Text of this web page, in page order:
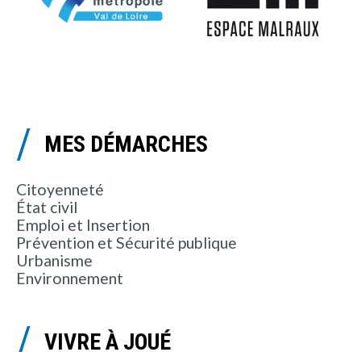
MES DÉMARCHES
Citoyenneté
État civil
Emploi et Insertion
Prévention et Sécurité publique
Urbanisme
Environnement
VIVRE À JOUÉ